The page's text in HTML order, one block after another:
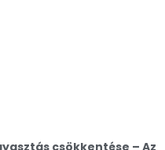
csökkentése – Az